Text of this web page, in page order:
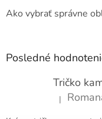
Ako vybrať správne
Posledné
Hodnotenie
|